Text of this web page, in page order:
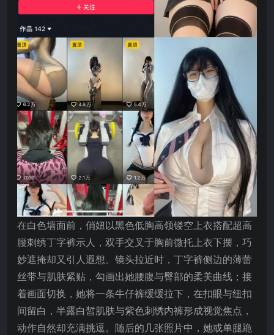
在白色墙面前，俏妞以黑色低胸高领镂空上衣搭配超高
腰刺绣丁字裤示人，双手交叉于胸前微托上衣下摆，巧
妙遮掩却又引人遐想。镜头拉近时，丁字裤侧边的薄蕾
丝带与肌肤紧贴，勾画出她腰腹与臀部的柔美曲线；接
着画面切换，她将一条牛仔裤缓缓拉下，在扣眼与纽扣
间留白，半露白皙肌肤与紫色刺绣内裤形成视觉焦点，
动作自然却充满挑逗。随后的几张照片中，她或单腿跪